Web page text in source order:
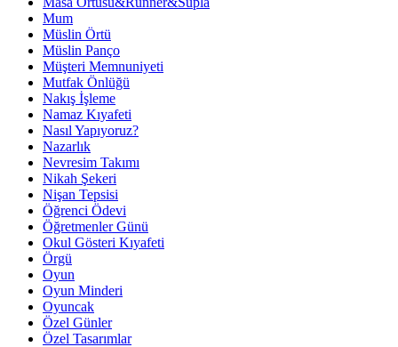
Mum
Müslin Örtü
Müslin Panço
Müşteri Memnuniyeti
Mutfak Önlüğü
Nakış İşleme
Namaz Kıyafeti
Nasıl Yapıyoruz?
Nazarlık
Nevresim Takımı
Nikah Şekeri
Nişan Tepsisi
Öğrenci Ödevi
Öğretmenler Günü
Okul Gösteri Kıyafeti
Örgü
Oyun
Oyun Minderi
Oyuncak
Özel Günler
Özel Tasarımlar